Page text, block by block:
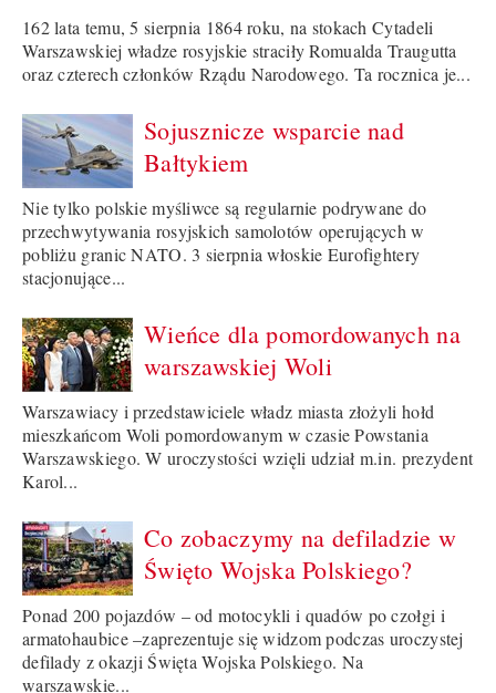
162 lata temu, 5 sierpnia 1864 roku, na stokach Cytadeli
Warszawskiej władze rosyjskie straciły Romualda Traugutta
oraz czterech członków Rządu Narodowego. Ta rocznica je...
Sojusznicze wsparcie nad
Bałtykiem
Nie tylko polskie myśliwce są regularnie podrywane do
przechwytywania rosyjskich samolotów operujących w
pobliżu granic NATO. 3 sierpnia włoskie Eurofightery
stacjonujące...
Wieńce dla pomordowanych na
warszawskiej Woli
Warszawiacy i przedstawiciele władz miasta złożyli hołd
mieszkańcom Woli pomordowanym w czasie Powstania
Warszawskiego. W uroczystości wzięli udział m.in. prezydent
Karol...
Co zobaczymy na defiladzie w
Święto Wojska Polskiego?
Ponad 200 pojazdów – od motocykli i quadów po czołgi i
armatohaubice –zaprezentuje się widzom podczas uroczystej
defilady z okazji Święta Wojska Polskiego. Na
warszawskie...